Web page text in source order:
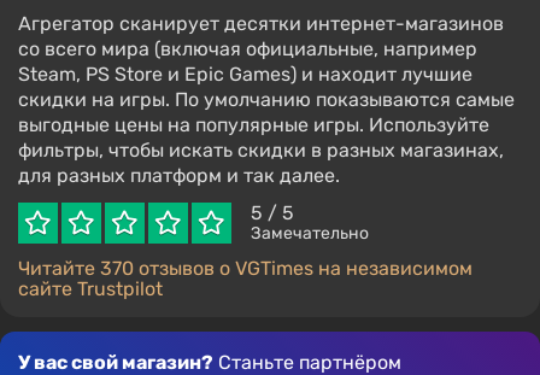
Агрегатор сканирует десятки интернет-магазинов
со всего мира (включая официальные, например
Steam, PS Store и Epic Games) и находит лучшие
скидки на игры. По умолчанию показываются самые
выгодные цены на популярные игры. Используйте
фильтры, чтобы искать скидки в разных магазинах,
для разных платформ и так далее.
5 / 5
Замечательно
Читайте 370 отзывов о VGTimes на независимом
сайте Trustpilot
У вас свой магазин? Станьте партнёром